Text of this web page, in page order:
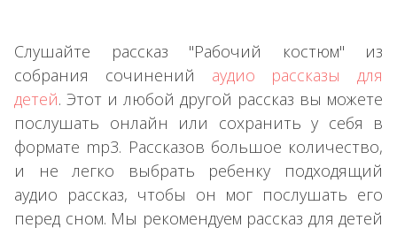
Слушайте рассказ "Рабочий костюм" из
собрания сочинений аудио рассказы для
детей. Этот и любой другой рассказ вы можете
послушать онлайн или сохранить у себя в
формате mp3. Рассказов большое количество,
и не легко выбрать ребенку подходящий
аудио рассказ, чтобы он мог послушать его
перед сном. Мы рекомендуем рассказ для детей